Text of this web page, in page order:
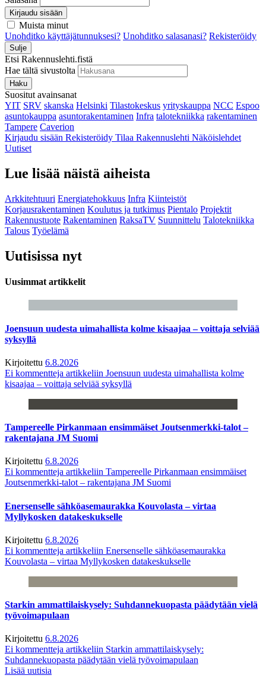
Kirjaudu sisään
Muista minut
Unohditko käyttäjätunnuksesi? Unohditko salasanasi? Rekisteröidy
Sulje
Etsi Rakennuslehti.fistä
Hae tältä sivustolta
Haku
Suositut avainsanat
YIT SRV skanska Helsinki Tilastokeskus yrityskauppa NCC Espoo
asuntokauppa asuntorakentaminen Infra talotekniikka rakentaminen
Tampere Caverion
Kirjaudu sisään Rekisteröidy Tilaa Rakennuslehti Näköislehdet
Uutiset
Lue lisää näistä aiheista
Arkkitehtuuri Energiatehokkuus Infra Kiinteistöt
Korjausrakentaminen Koulutus ja tutkimus Pientalo Projektit
Rakennustuote Rakentaminen RaksaTV Suunnittelu Talotekniikka
Talous Työelämä
Uutisissa nyt
Uusimmat artikkelit
Joensuun uudesta uimahallista kolme kisaajaa – voittaja selviää
syksyllä
Kirjoitettu 6.8.2026
Ei kommentteja artikkeliin Joensuun uudesta uimahallista kolme
kisaajaa – voittaja selviää syksyllä
Tampereelle Pirkanmaan ensimmäiset Joutsenmerkki-talot –
rakentajana JM Suomi
Kirjoitettu 6.8.2026
Ei kommentteja artikkeliin Tampereelle Pirkanmaan ensimmäiset
Joutsenmerkki-talot – rakentajana JM Suomi
Enersenselle sähköasemaurakka Kouvolasta – virtaa
Myllykosken datakeskukselle
Kirjoitettu 6.8.2026
Ei kommentteja artikkeliin Enersenselle sähköasemaurakka
Kouvolasta – virtaa Myllykosken datakeskukselle
Starkin ammattilaiskysely: Suhdannekuopasta päädytään vielä
työvoimapulaan
Kirjoitettu 6.8.2026
Ei kommentteja artikkeliin Starkin ammattilaiskysely:
Suhdannekuopasta päädytään vielä työvoimapulaan
Lisää uutisia